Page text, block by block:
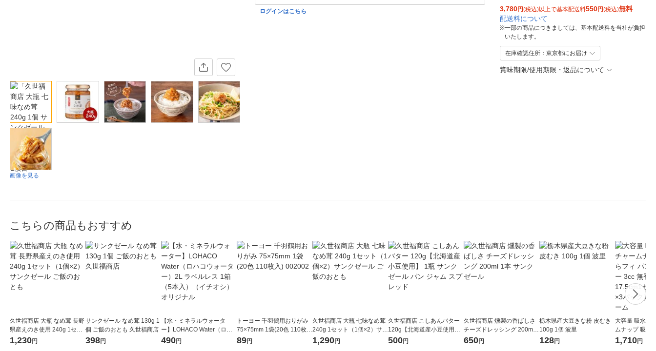
画像を見る
ログインはこちら
3,780円(税込)以上で基本配送料550円(税込)無料
配送料について
※一部の商品につきましては、基本配送料を当社が負担
いたします。
在庫確認住所：東京都にお届け
賞味期限/使用期限・返品について
こちらの商品もおすすめ
久世福商店 大瓶 なめ茸 長野
県産えのき使用 240g 1セッ
ト（1個×2）サンクゼール
ご飯のおとも
1,230円
サンクゼール なめ茸 130g 1
個 ご飯のおとも 久世福商店
398円
【水・ミネラルウォータ
ー】LOHACO Water（ロハ
コウォーター）2L ラベルレ
490円
トーヨー 千羽鶴用おりがみ
75×75mm 1袋(20色 110枚
入) 002002
89円
久世福商店 大瓶 七味なめ茸
240g 1セット（1個×2）サン
クゼール ご飯のおとも
1,290円
久世福商店 こしあんバター
120g【北海道産小豆使用】
1瓶 サンクゼール パン ジャ
500円
久世福商店 燻製の香ばしさ
チーズドレッシング 200ml 1
本 サンクゼール
650円
栃木県産大豆きな粉 皮むき
100g 1個 波里
128円
大容量 吸水ラ
ムナップ 吸水
ティライナー
なし 17.5cm1
1,710円